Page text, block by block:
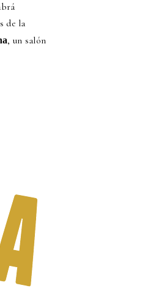
de la
, un salón